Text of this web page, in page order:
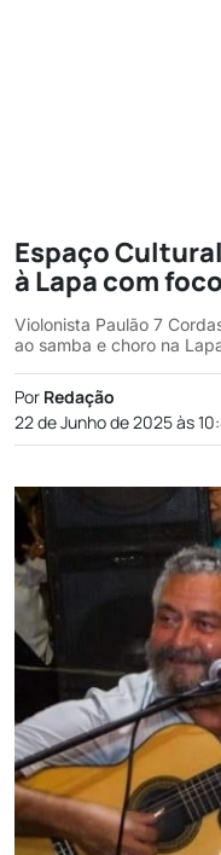
Espaço
à Lapa com
Violonista Paulão 7
ao samba e choro na
Por Redação
22 de Junho de 2025 às